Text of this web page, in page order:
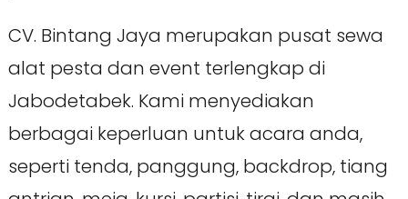
CV. Bintang Jaya merupakan pusat sewa
alat pesta dan event terlengkap di
Jabodetabek. Kami menyediakan
berbagai keperluan untuk acara anda,
seperti tenda, panggung, backdrop, tiang